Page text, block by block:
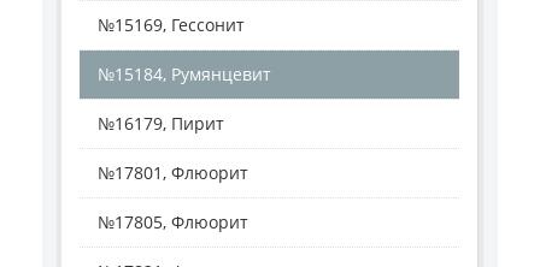
№15169, Гессонит
№15184, Румянцевит
№16179, Пирит
№17801, Флюорит
№17805, Флюорит